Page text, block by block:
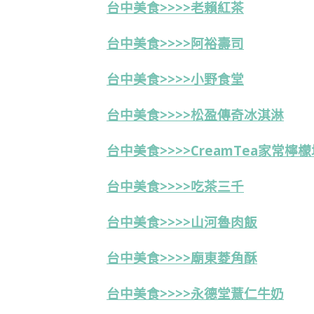
台中美食>>>>老賴紅茶
台中美食>>>>阿裕壽司
台中美食>>>>小野食堂
台中美食>>>>松盈傳奇冰淇淋
台中美食>>>>CreamTea家常檸
台中美食>>>>吃茶三千
台中美食>>>>山河魯肉飯
台中美食>>>>廟東菱角酥
台中美食>>>>永德堂薏仁牛奶